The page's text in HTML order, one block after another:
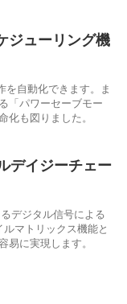
ジューリング機
を自動化できます。ま
「パワーセーブモー
化も図りました。
デイジーチェー
デジタル信号による
マトリックス機能と
に実現します。